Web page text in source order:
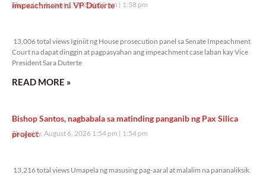
impeachment ni VP Duterte
Thursday, August 6, 2026 1:58 pm 1:58 pm
13,006 total views Iginiit ng House prosecution panel sa Senate Impeachment
Court na dapat dinggin at pagpasyahan ang impeachment case laban kay Vice
President Sara Duterte
READ MORE »
Bishop Santos, nagbabala sa matinding panganib ng Pax Silica
project
Thursday, August 6, 2026 1:54 pm 1:54 pm
13,216 total views Umapela ng masusing pag-aaral at malalim na pananaliksik